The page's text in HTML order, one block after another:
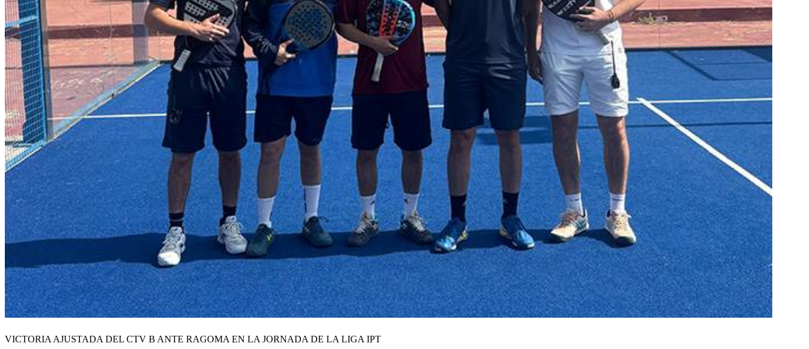
VICTORIA AJUSTADA DEL CTV B ANTE RAGOMA EN LA JORNADA DE LA LIGA IPT